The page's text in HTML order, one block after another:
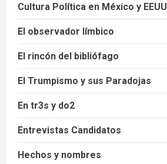
Cultura Política en México y EEUU
El observador límbico
El rincón del bibliófago
El Trumpismo y sus Paradojas
En tr3s y do2
Entrevistas Candidatos
Hechos y nombres